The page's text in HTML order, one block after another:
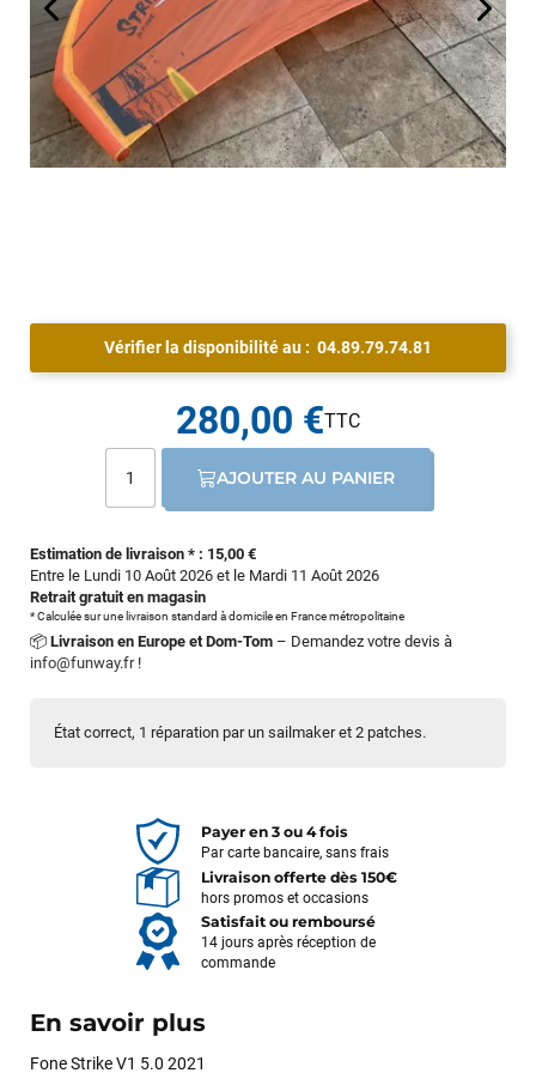
État correct, 1 réparation par un sailmaker et 2 patches.
Vérifier la disponibilité au : 04.89.79.74.81
Estimation de livraison * : 15,00 €
Entre le Lundi 10 Août 2026 et le Mardi 11 Août 2026
Retrait gratuit en magasin
* Calculée sur une livraison standard à domicile en France métropolitaine
📦 Livraison en Europe et Dom-Tom – Demandez votre devis à
info@funway.fr!
280,00 €
AJOUTER AU PANIER
Payer en 3 ou 4 fois
Par carte bancaire, sans frais
Livraison offerte dès 150€
hors promos et occasions
Satisfait ou remboursé
14 jours après réception de
commande
En savoir plus
Fone Strike V1 5.0 2021